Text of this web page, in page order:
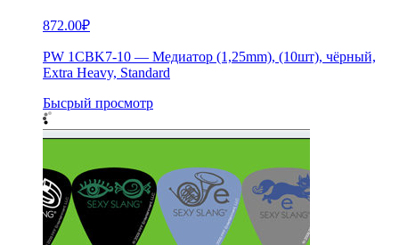
872.00₽
PW 1CBK7-10 — Медиатор (1,25mm), (10шт), чёрный,
Extra Heavy, Standard
Бысрый просмотр